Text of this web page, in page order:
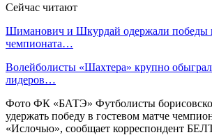
Сейчас читают
Шиманович и Шкурдай одержали победы
чемпионата…
Волейболисты «Шахтера» крупно
лидеров…
Фото ФК «БАТЭ» Футболисты
удержать победу в гостевом матче
«Ислочью», сообщает корреспондент